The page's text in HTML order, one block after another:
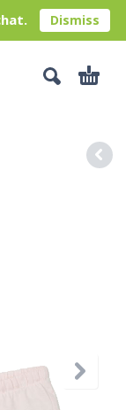
Dismiss